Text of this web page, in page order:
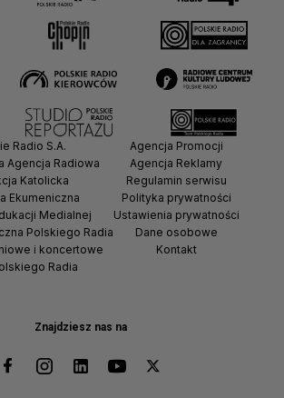
Znajdziesz nas na
Radio S.A.
Agencja Radiowa
Katolicka
Ekumeniczna
Medialnej
Polskiego Radia
i koncertowe
Radia
Agencja Promocji
Agencja Reklamy
Regulamin serwisu
Polityka prywatności
Ustawienia prywatności
Dane osobowe
Kontakt